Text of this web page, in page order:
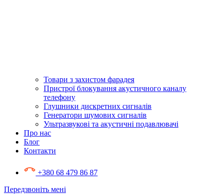
Товари з захистом фарадея
Пристрої блокування акустичного каналу
телефону
Глушники дискретних сигналів
Генератори шумових сигналів
Ультразвукові та акустичні подавлювачі
Про нас
Блог
Контакти
+380 68 479 86 87
Передзвоніть мені